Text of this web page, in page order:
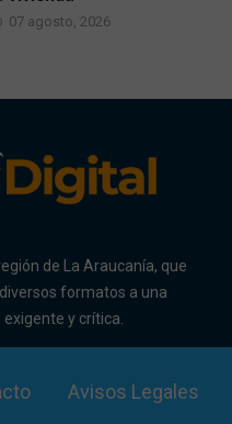
07 agosto, 2026
de La Araucanía, que
formatos a una
y crítica.
Avisos Legales